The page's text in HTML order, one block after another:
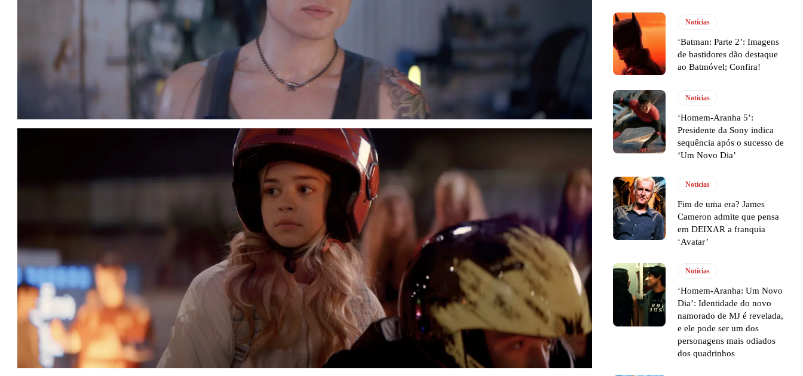
Notícias
‘Batman: Parte 2’: Imagens
de bastidores dão destaque
ao Batmóvel; Confira!
Notícias
‘Homem-Aranha 5’:
Presidente da Sony indica
sequência após o sucesso de
‘Um Novo Dia’
Notícias
Fim de uma era? James
Cameron admite que pensa
em DEIXAR a franquia
‘Avatar’
Notícias
‘Homem-Aranha: Um Novo
Dia’: Identidade do novo
namorado de MJ é revelada,
e ele pode ser um dos
personagens mais odiados
dos quadrinhos